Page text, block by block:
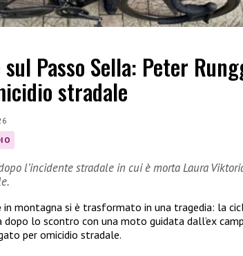
Passo Sella: Peter
stradale
l’incidente stradale in cui è morta Laura
in montagna si è trasformato in una tragedia: la
lo scontro con una moto guidata dall’ex
per omicidio stradale.